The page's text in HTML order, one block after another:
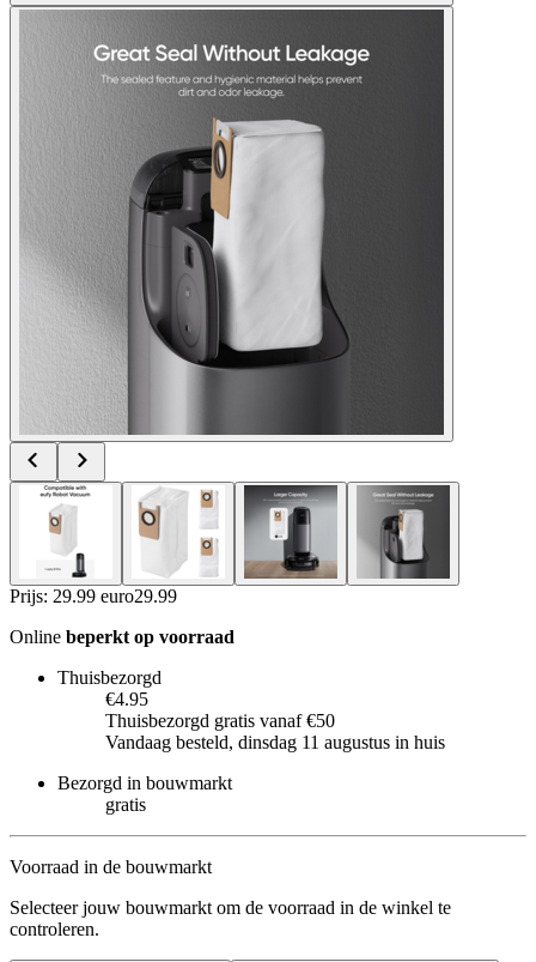
Prijs: 29.99 euro29.99
Online beperkt op voorraad
Thuisbezorgd
€4.95
Thuisbezorgd gratis vanaf €50
Vandaag besteld, dinsdag 11 augustus in huis
Bezorgd in bouwmarkt
gratis
Voorraad in de bouwmarkt
Selecteer jouw bouwmarkt om de voorraad in de winkel te
controleren.